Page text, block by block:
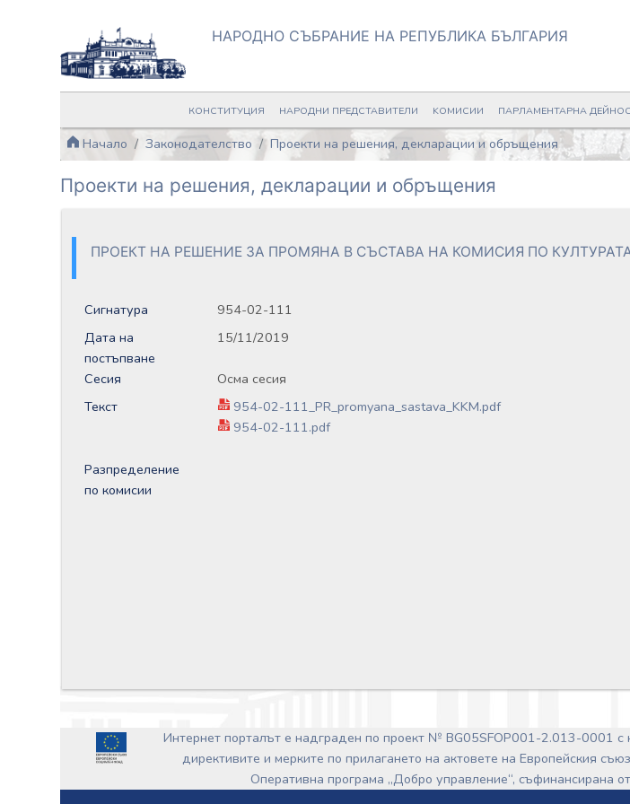
НАРОДНО СЪБРАНИЕ НА РЕПУБЛИКА БЪЛГАРИЯ
КОНСТИТУЦИЯ НАРОДНИ ПРЕДСТАВИТЕЛИ KОМИСИИ ПАРЛАМЕНТАРНА
Начало Законодателство Проекти на решения, декларации и обръщения
Проекти на решения, декларации и обръщения
ПРОЕКТ НА РЕШЕНИЕ ЗА ПРОМЯНА В СЪСТАВА НА КОМИСИЯ ПО
Сигнатура
954-02-111
Дата на
постъпване
15/11/2019
Сесия
Осма сесия
Текст
954-02-111_PR_promyana_sastava_KKM.pdf
954-02-111.pdf
Разпределение
по комисии
Интернет порталът е надграден по проект № BG05SFOP001-2.013-0001
директивите и мерките по прилагането на актовете на Европейския
Оперативна програма „Добро управление“, съфинансирана